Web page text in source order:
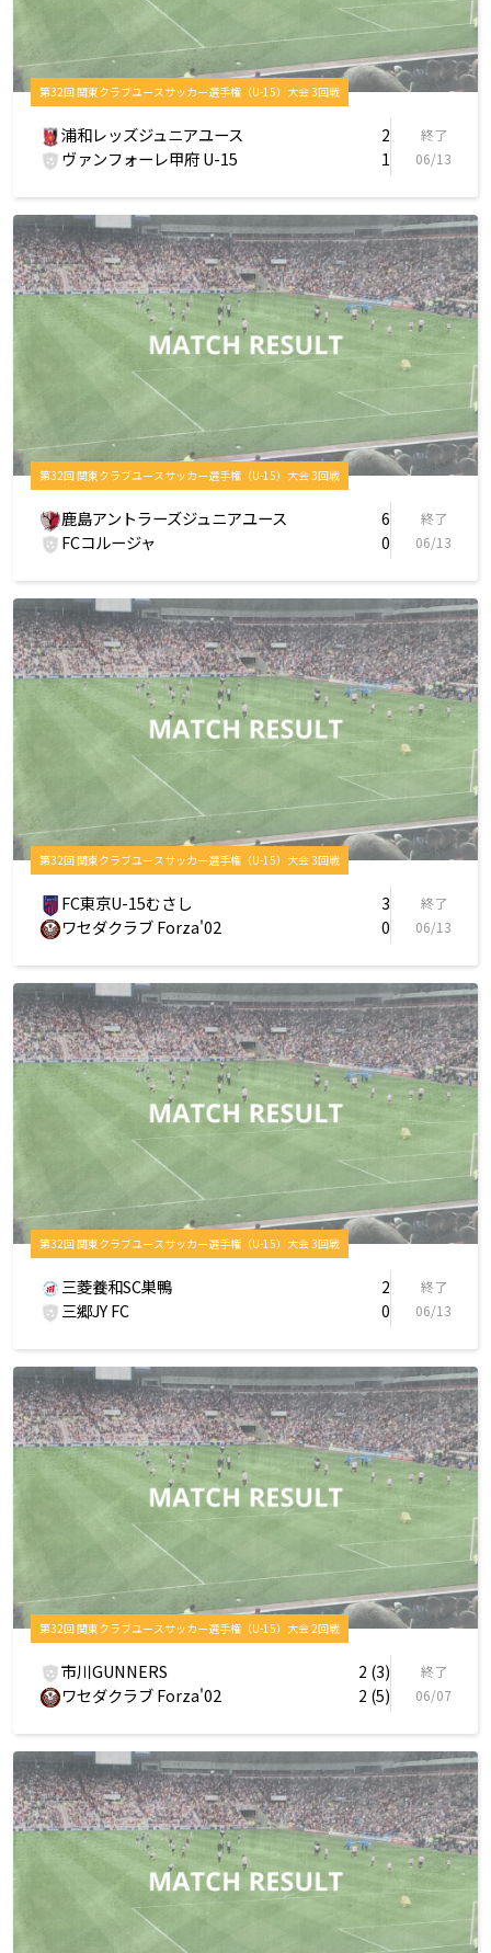
第32回 関東クラブユースサッカー選手権（U-15）大会 3回戦
浦和レッズジュニアユース 2
ヴァンフォーレ甲府 U-15 1
終了
06/13
第32回 関東クラブユースサッカー選手権（U-15）大会 3回戦
鹿島アントラーズジュニアユース 6
FCコルージャ 0
終了
06/13
第32回 関東クラブユースサッカー選手権（U-15）大会 3回戦
FC東京U-15むさし 3
ワセダクラブ Forza'02 0
終了
06/13
第32回 関東クラブユースサッカー選手権（U-15）大会 3回戦
三菱養和SC巣鴨 2
三郷JY FC 0
終了
06/13
第32回 関東クラブユースサッカー選手権（U-15）大会 2回戦
市川GUNNERS 2 (3)
ワセダクラブ Forza'02 2 (5)
終了
06/07